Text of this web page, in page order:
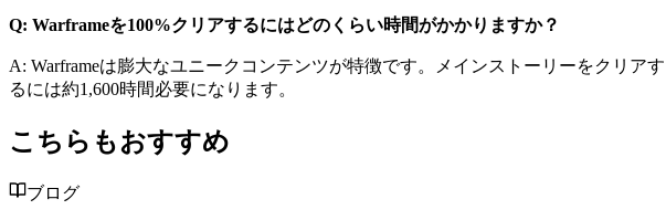
Q: Warframeを100%クリアするにはどのくらい時間がかかりますか？
A: Warframeは膨大なユニークコンテンツが特徴です。メインストーリーをクリ
るには約1,600時間必要になります。
こちらもおすすめ
ブログ